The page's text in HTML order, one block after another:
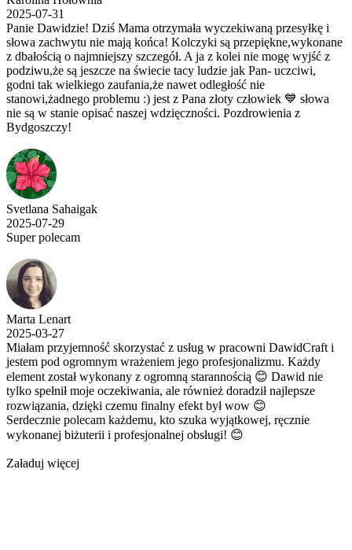
2025-07-31
Panie Dawidzie! Dziś Mama otrzymała wyczekiwaną przesyłkę i
słowa zachwytu nie mają końca! Kolczyki są przepiękne,wykonane
z dbałością o najmniejszy szczegół. A ja z kolei nie mogę wyjść z
podziwu,że są jeszcze na świecie tacy ludzie jak Pan- uczciwi,
godni tak wielkiego zaufania,że nawet odległość nie
stanowi,żadnego problemu :) jest z Pana złoty człowiek 💙 słowa
nie są w stanie opisać naszej wdzięczności. Pozdrowienia z
Bydgoszczy!
Svetlana Sahaigak
2025-07-29
Super polecam
Marta Lenart
2025-03-27
Miałam przyjemność skorzystać z usług w pracowni DawidCraft i
jestem pod ogromnym wrażeniem jego profesjonalizmu. Każdy
element został wykonany z ogromną starannością 😊 Dawid nie
tylko spełnił moje oczekiwania, ale również doradził najlepsze
rozwiązania, dzięki czemu finalny efekt był wow 😊
Serdecznie polecam każdemu, kto szuka wyjątkowej, ręcznie
wykonanej biżuterii i profesjonalnej obsługi! 😊
Załaduj więcej